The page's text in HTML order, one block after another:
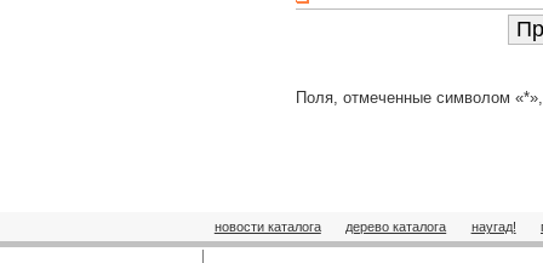
Поля, отмеченные символом
новости каталога дерево каталога наугад!